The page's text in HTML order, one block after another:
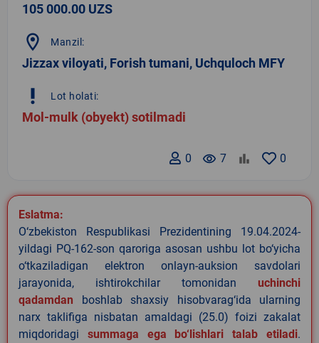
105 000.00 UZS
location_on Manzil:
Jizzax viloyati, Forish tumani, Uchquloch MFY
priority_high Lot holati:
Mol-mulk (obyekt) sotilmadi
0
remove_red_eye 7
0
Eslatma:
O‘zbekiston Respublikasi Prezidentining 19.04.2024-
yildagi PQ-162-son qaroriga asosan ushbu lot bo‘yicha
o‘tkaziladigan elektron onlayn-auksion savdolari
jarayonida, ishtirokchilar tomonidan uchinchi
qadamdan boshlab shaxsiy hisobvarag‘ida ularning
narx taklifiga nisbatan amaldagi (25.0) foizi zakalat
miqdoridagi summaga ega bo‘lishlari talab etiladi.